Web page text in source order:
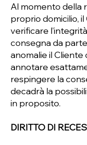
Al momento della
proprio domicilio,
verificare
consegna da
anomalie il
annotare
respingere la
decadrà la
in proposito.
DIRITTO DI